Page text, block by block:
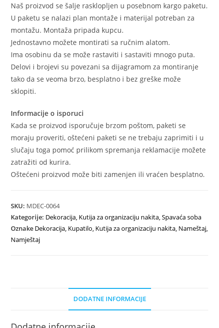
Naš proizvod se šalje rasklopljen u posebnom kargo paketu.
U paketu se nalazi plan montaže i materijal potreban za
montažu. Montaža pripada kupcu.
Jednostavno možete montirati sa ručnim alatom.
Ima osobinu da se može rastaviti i sastaviti mnogo puta.
Delovi i brojevi su povezani sa dijagramom za montiranje
tako da se veoma brzo, besplatno i bez greške može
sklopiti.
Informacije o isporuci
Kada se proizvod isporučuje brzom poštom, paketi se
moraju proveriti, oštećeni paketi se ne trebaju zaprimiti i u
slučaju toga pomoć prilikom spremanja reklamacije možete
zatražiti od kurira.
Oštećeni proizvod može biti zamenjen ili vraćen besplatno.
SKU: MDEC-0064
Kategorije: Dekoracija Kutija za organizaciju nakita ,Spavaća soba
Oznake Dekoracija Kupatilo Kutija za organizaciju nakita Nameštaj
Namještaj
DODATNE INFORMACIJE